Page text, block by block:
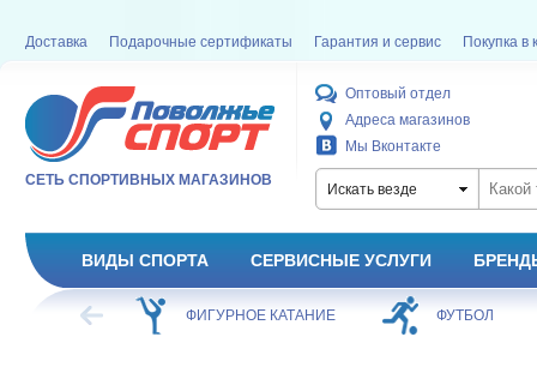
Доставка Подарочные сертификаты Гарантия и сервис Покупка в
СЕТЬ СПОРТИВНЫХ МАГАЗИНОВ
Оптовый отдел
Адреса магазинов
Мы Вконтакте
Искать везде
ВИДЫ СПОРТА СЕРВИСНЫЕ УСЛУГИ
КАТАНИЕ ФУТБОЛ БАСКЕТБОЛ